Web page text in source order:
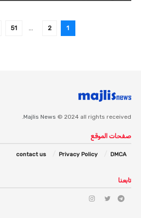
1
2
51
Majlis News © 2024 all rights received.
صفحات الموقع
DMCA
Privacy Policy
contact us
تابعنا